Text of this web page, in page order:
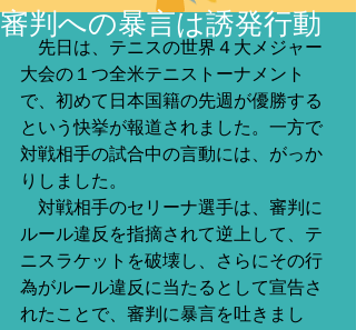
審判への暴言は誘発行動
先日は、テニスの世界４大メジャー
大会の１つ全米テニストーナメント
で、初めて日本国籍の先週が優勝する
という快挙が報道されました。一方で
対戦相手の試合中の言動には、がっか
りしました。
対戦相手のセリーナ選手は、審判に
ルール違反を指摘されて逆上して、テ
ニスラケットを破壊し、さらにその行
為がルール違反に当たるとして宣告さ
れたことで、審判に暴言を吐きまし